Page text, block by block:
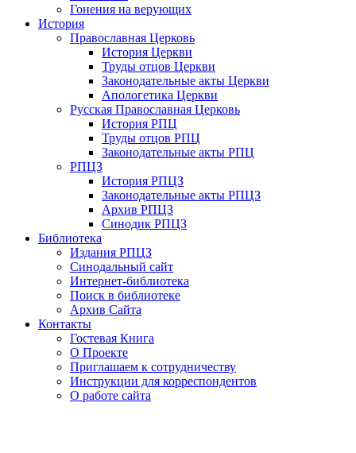
Гонения на верующих
История
Православная Церковь
История Церкви
Труды отцов Церкви
Законодательные акты Церкви
Апологетика Церкви
Русская Православная Церковь
История РПЦ
Труды отцов РПЦ
Законодательные акты РПЦ
РПЦЗ
История РПЦЗ
Законодательные акты РПЦЗ
Архив РПЦЗ
Синодик РПЦЗ
Библиотека
Издания РПЦЗ
Синодальный сайт
Интернет-библиотека
Поиск в библиотеке
Архив Сайта
Контакты
Гостевая Книга
О Проекте
Приглашаем к сотрудничеству
Инструкции для корреспондентов
О работе сайта